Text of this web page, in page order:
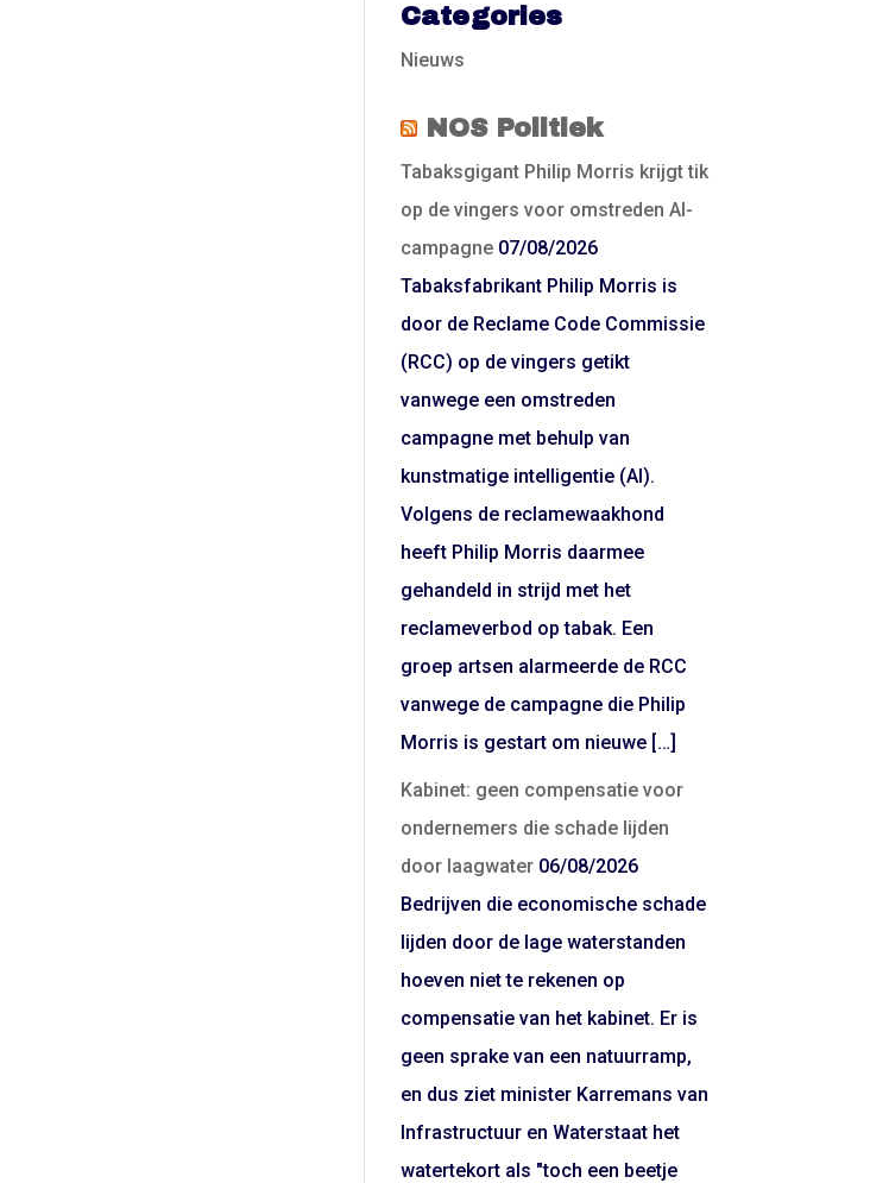
Categories
Nieuws
NOS Politiek
Tabaksgigant Philip Morris krijgt tik
op de vingers voor omstreden AI-
campagne 07/08/2026
Tabaksfabrikant Philip Morris is
door de Reclame Code Commissie
(RCC) op de vingers getikt
vanwege een omstreden
campagne met behulp van
kunstmatige intelligentie (AI).
Volgens de reclamewaakhond
heeft Philip Morris daarmee
gehandeld in strijd met het
reclameverbod op tabak. Een
groep artsen alarmeerde de RCC
vanwege de campagne die Philip
Morris is gestart om nieuwe […]
Kabinet: geen compensatie voor
ondernemers die schade lijden
door laagwater 06/08/2026
Bedrijven die economische schade
lijden door de lage waterstanden
hoeven niet te rekenen op
compensatie van het kabinet. Er is
geen sprake van een natuurramp,
en dus ziet minister Karremans van
Infrastructuur en Waterstaat het
watertekort als "toch een beetje